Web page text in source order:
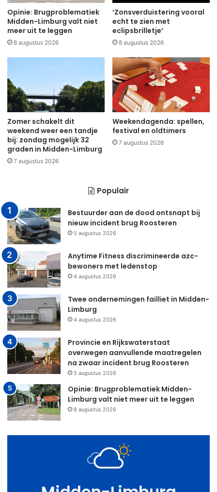
Opinie: Brugproblematiek
Midden-Limburg valt niet
meer uit te leggen
8 augustus 2026
‘Zonsverduistering vooral
echt te zien met
eclipsbrilletje’
8 augustus 2026
Zomer schakelt dit
weekend weer een tandje
bij: zondag mogelijk 32
graden in Midden-Limburg
7 augustus 2026
Weekendagenda: spellen,
festival en oldtimers
7 augustus 2026
Populair
Bestuurder aan de dood ontsnapt bij
nieuw incident brug Roosteren
5 augustus 2026
Anytime Fitness discrimineerde azc-
bewoners met ledenstop
4 augustus 2026
Twee ondernemingen failliet in Midden-
Limburg
4 augustus 2026
Provincie en Rijkswaterstaat
overwegen aanvullende maatregelen
na zwaar incident brug Roosteren
5 augustus 2026
Opinie: Brugproblematiek Midden-
Limburg valt niet meer uit te leggen
8 augustus 2026